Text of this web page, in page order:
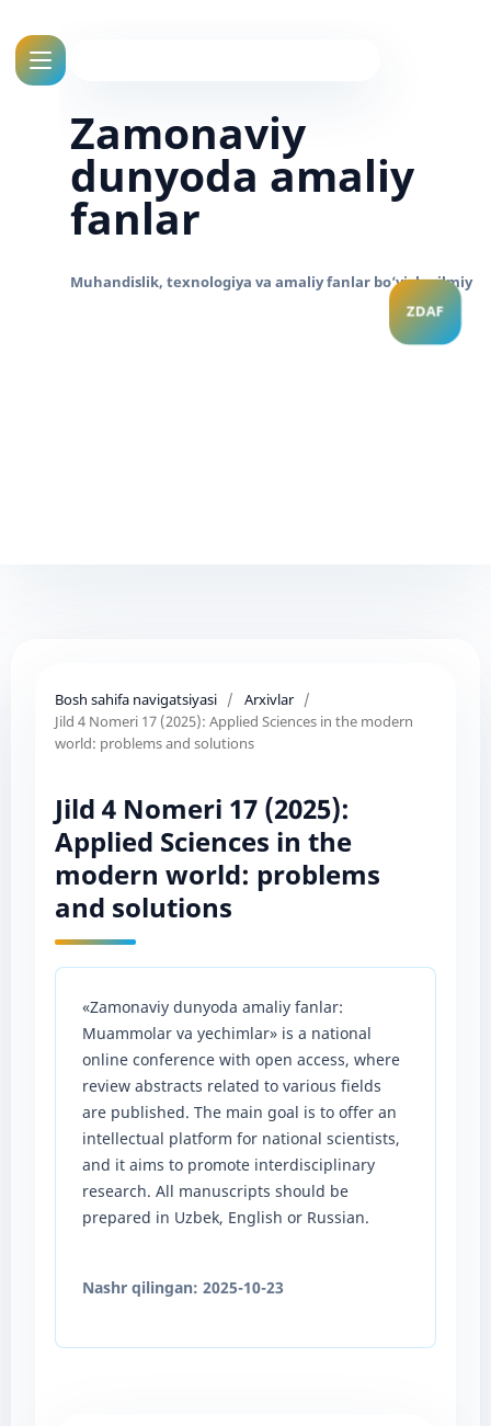
Zamonaviy
dunyoda amaliy
fanlar
Bosh sahifa navigatsiyasi / Arxivlar /
Jild 4 Nomeri 17 (2025): Applied Sciences in the modern
world: problems and solutions
Jild 4 Nomeri 17 (2025):
Applied Sciences in the
modern world: problems
and solutions
«Zamonaviy dunyoda amaliy fanlar:
Muammolar va yechimlar» is a national
online conference with open access, where
review abstracts related to various fields
are published. The main goal is to offer an
intellectual platform for national scientists,
and it aims to promote interdisciplinary
research. All manuscripts should be
prepared in Uzbek, English or Russian.
Nashr qilingan: 2025-10-23